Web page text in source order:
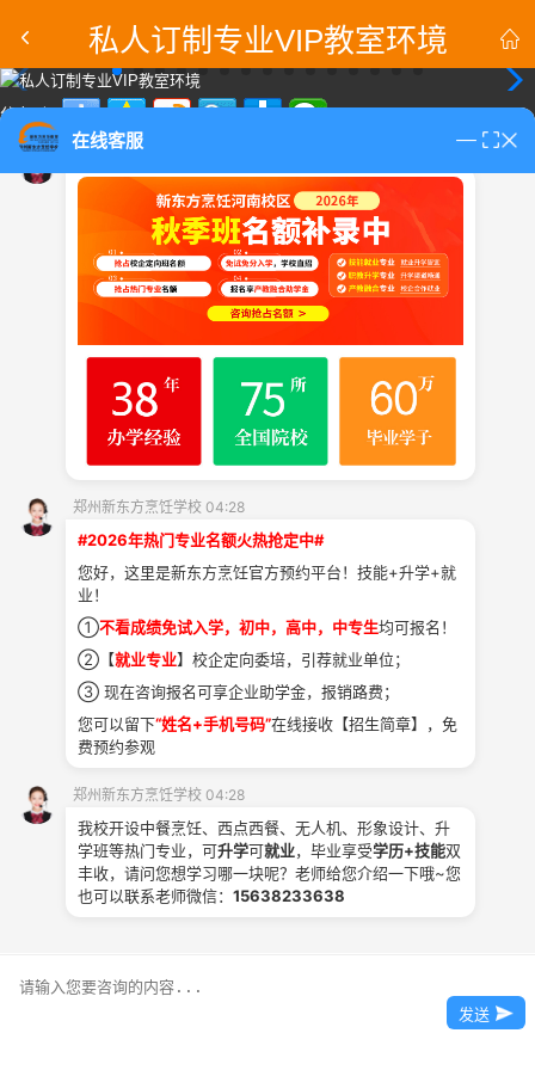
 私人订制专业VIP教室环境 
分享到：
返回
课程
专业
校园
资讯
教师
大厨
学生
招生热线：0371-6783 3266
郑州新东方烹饪学校 官网
校区地址： 郑州市二七区马寨镇学院路2号
郑州新东方烹饪学校
在线客服
郑州新东方烹饪学校 04:28
郑州新东方烹饪学校 04:28
#2026年热门专业名额火热抢定中#
您好，这里是新东方烹饪官方预约平台！技能+升学+就
业！
①不看成绩免试入学，初中，高中，中专生均可报名！
②【就业专业】校企定向委培，引荐就业单位；
③ 现在咨询报名可享企业助学金，报销路费；
您可以留下“姓名+手机号码”在线接收【招生简章】，免
费预约参观
郑州新东方烹饪学校 04:28
我校开设中餐烹饪、西点西餐、无人机、形象设计、升
学班等热门专业，可升学可就业，毕业享受学历+技能双
丰收，请问您想学习哪一块呢？老师给您介绍一下哦~您
也可以联系老师微信： 15638233638
发送